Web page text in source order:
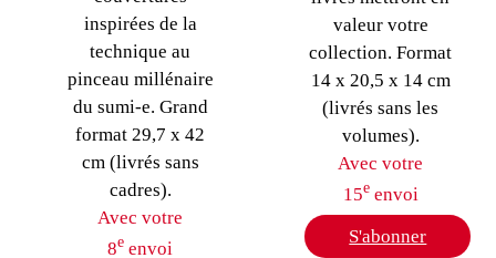
inspirées de la
technique au
pinceau millénaire
du sumi-e. Grand
format 29,7 x 42
cm (livrés sans
cadres).
Avec votre
8e envoi
valeur votre
collection. Format
14 x 20,5 x 14 cm
(livrés sans les
volumes).
Avec votre
15eenvoi
S'abonner